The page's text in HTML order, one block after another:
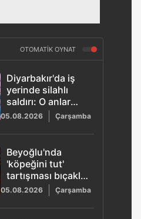
OTOMATİK OYNAT
Diyarbakır'da iş
yerinde silahlı
saldırı: O anlar
güvenlik
kamerasında
05.08.2026 Çarşamba
Beyoğlu'nda
'köpeğini tut'
tartışması bıçaklı
kavgayla bitti
05.08.2026 Çarşamba